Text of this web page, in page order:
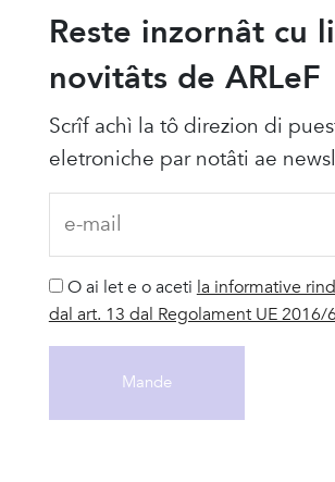
Reste inzornât cu
novitâts de ARLeF
Scrîf achì la tô direzion di
eletroniche par notâti ae
O ai let e o aceti la informative
dal art. 13 dal Regolament UE 2016/